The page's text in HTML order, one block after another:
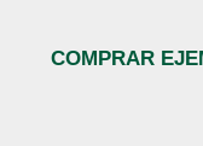
COMPRAR